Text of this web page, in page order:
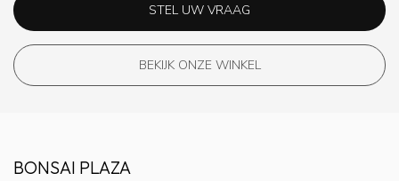
STEL UW VRAAG
BEKIJK ONZE WINKEL
BONSAI PLAZA